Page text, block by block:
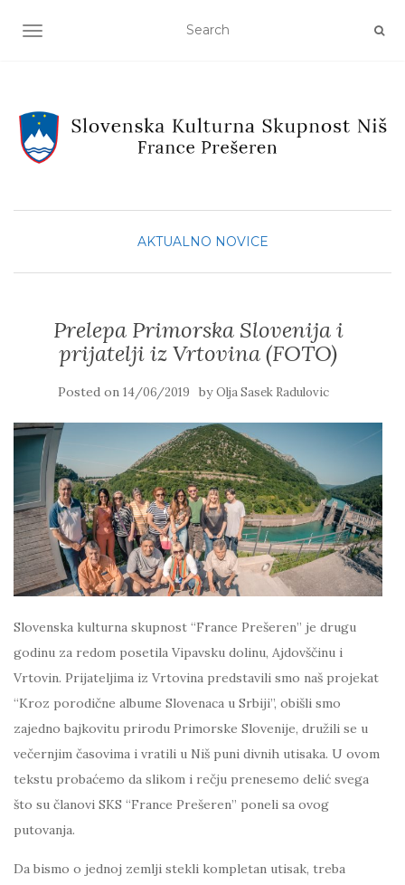
TOGGLE NAVIGATION
AKTUALNO NOVICE
Prelepa Primorska Slovenija i
prijatelji iz Vrtovina (FOTO)
Posted on 14/06/2019 byOlja Sasek Radulovic
Slovenska kulturna skupnost “France Prešeren” je drugu
godinu za redom posetila Vipavsku dolinu, Ajdovščinu i
Vrtovin. Prijateljima iz Vrtovina predstavili smo naš projekat
“Kroz porodične albume Slovenaca u Srbiji”, obišli smo
zajedno bajkovitu prirodu Primorske Slovenije, družili se u
večernjim časovima i vratili u Niš puni divnih utisaka. U ovom
tekstu probaćemo da slikom i rečju prenesemo delić svega
što su članovi SKS “France Prešeren” poneli sa ovog
putovanja.
Da bismo o jednoj zemlji stekli kompletan utisak, treba